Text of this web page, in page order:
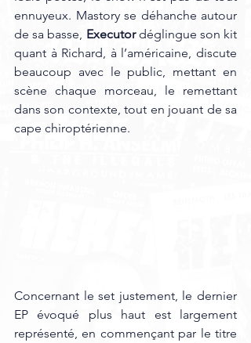
ennuyeux. Mastory se déhanche autour
de sa basse, Executor déglingue son kit
quant à Richard, à l’américaine, discute
beaucoup avec le public, mettant en
scène chaque morceau, le remettant
dans son contexte, tout en jouant de sa
cape chiroptérienne.
Concernant le set justement, le dernier
EP évoqué plus haut est largement
représenté, en commençant par le titre